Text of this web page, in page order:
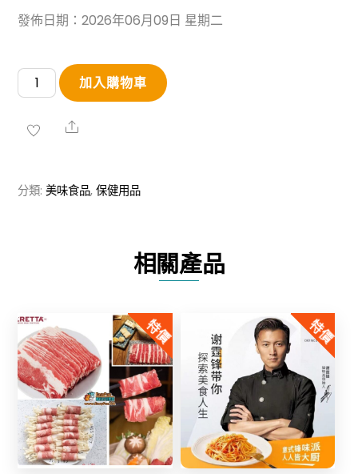
發佈日期：2026年06月09日 星期二
【買
2
送
旭
州
橘
紅
片
數
量
加入購物車
Share
分類:美味食品,保健用品
相關產品
特價
Share
特價
Share